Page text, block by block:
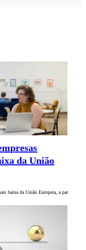
da União
baixa da União Europeia, a par